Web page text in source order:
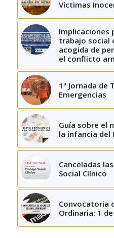
Víctimas
Implicaciones
trabajo social
acogida de
el conflicto
1ª Jornada de
Emergencias
Guía sobre el
la infancia del
Canceladas
Social Clínico
Convocatoria
Ordinaria: 1